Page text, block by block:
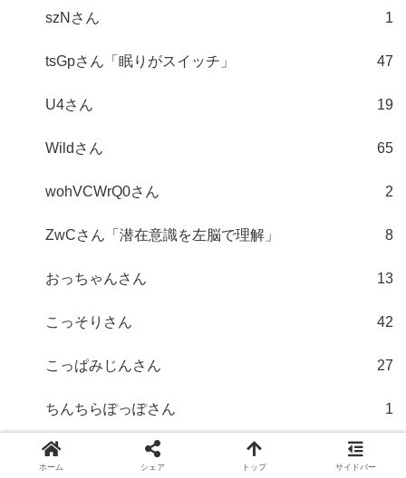
szNさん 1
tsGpさん「眠りがスイッチ」 47
U4さん 19
Wildさん 65
wohVCWrQ0さん 2
ZwCさん「潜在意識を左脳で理解」 8
おっちゃんさん 13
こっそりさん 42
こっぱみじんさん 27
ちんちらぽっぽさん 1
なるほどさん
ホーム シェア トップ サイドバー